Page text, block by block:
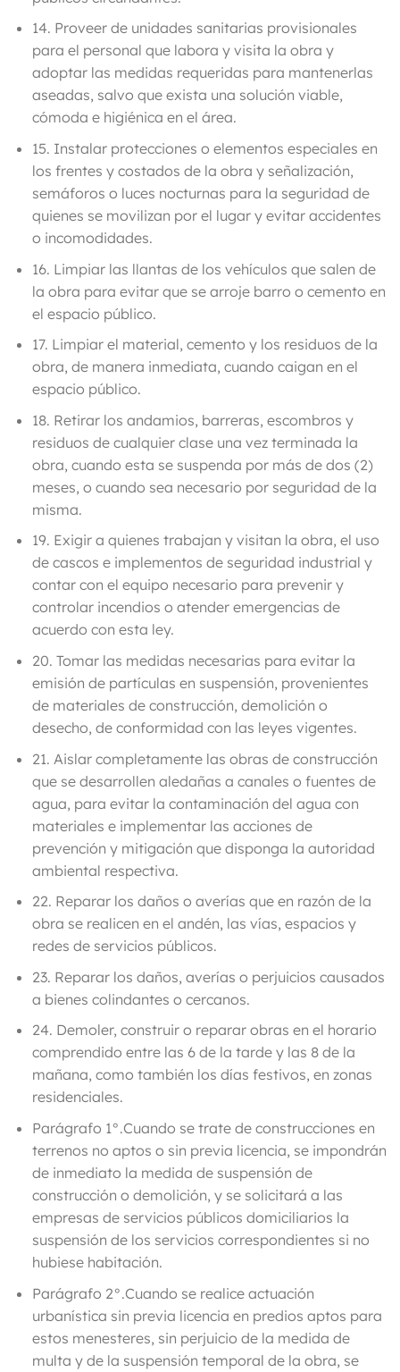
14. Proveer de unidades sanitarias provisionales
para el personal que labora y visita la obra y
adoptar las medidas requeridas para mantenerlas
aseadas, salvo que exista una solución viable,
cómoda e higiénica en el área.
15. Instalar protecciones o elementos especiales en
los frentes y costados de la obra y señalización,
semáforos o luces nocturnas para la seguridad de
quienes se movilizan por el lugar y evitar accidentes
o incomodidades.
16. Limpiar las llantas de los vehículos que salen de
la obra para evitar que se arroje barro o cemento en
el espacio público.
17. Limpiar el material, cemento y los residuos de la
obra, de manera inmediata, cuando caigan en el
espacio público.
18. Retirar los andamios, barreras, escombros y
residuos de cualquier clase una vez terminada la
obra, cuando esta se suspenda por más de dos (2)
meses, o cuando sea necesario por seguridad de la
misma.
19. Exigir a quienes trabajan y visitan la obra, el uso
de cascos e implementos de seguridad industrial y
contar con el equipo necesario para prevenir y
controlar incendios o atender emergencias de
acuerdo con esta ley.
20. Tomar las medidas necesarias para evitar la
emisión de partículas en suspensión, provenientes
de materiales de construcción, demolición o
desecho, de conformidad con las leyes vigentes.
21. Aislar completamente las obras de construcción
que se desarrollen aledañas a canales o fuentes de
agua, para evitar la contaminación del agua con
materiales e implementar las acciones de
prevención y mitigación que disponga la autoridad
ambiental respectiva.
22. Reparar los daños o averías que en razón de la
obra se realicen en el andén, las vías, espacios y
redes de servicios públicos.
23. Reparar los daños, averías o perjuicios causados
a bienes colindantes o cercanos.
24. Demoler, construir o reparar obras en el horario
comprendido entre las 6 de la tarde y las 8 de la
mañana, como también los días festivos, en zonas
residenciales.
Parágrafo 1°.Cuando se trate de construcciones en
terrenos no aptos o sin previa licencia, se impondrán
de inmediato la medida de suspensión de
construcción o demolición, y se solicitará a las
empresas de servicios públicos domiciliarios la
suspensión de los servicios correspondientes si no
hubiese habitación.
Parágrafo 2°.Cuando se realice actuación
urbanística sin previa licencia en predios aptos para
estos menesteres, sin perjuicio de la medida de
multa y de la suspensión temporal de la obra, se